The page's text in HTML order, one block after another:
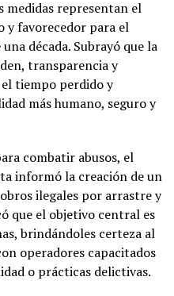
medidas representan el
y favorecedor para el
década. Subrayó que la
transparencia y
tiempo perdido y
más humano, seguro y
combatir abusos, el
informó la creación de un
ilegales por arrastre y
que el objetivo central es
brindándoles certeza al
operadores capacitados
o prácticas delictivas.